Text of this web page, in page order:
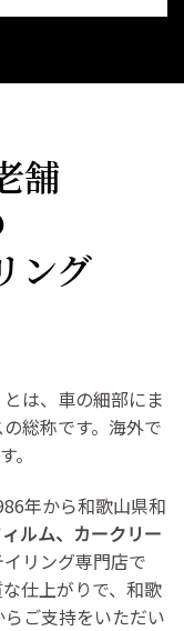
舗
ング
とは、車の細部にま
総称です。海外で
。
年から和歌山県和
ルム、カークリー
リング専門店で
仕上がりで、和歌
ご支持をいただい